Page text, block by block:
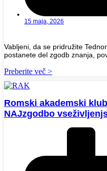
15 maja, 2026
Vabljeni, da se pridružite
postanete del zgodb znanja,
Preberite več >
Romski akademski
NAJzgodbo